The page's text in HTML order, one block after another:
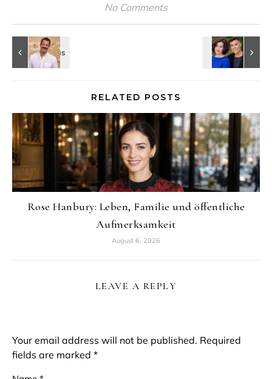
No Comments
RELATED POSTS
Rose Hanbury: Leben, Familie und öffentliche
Aufmerksamkeit
August 6, 2026
LEAVE A REPLY
Your email address will not be published. Required
fields are marked *